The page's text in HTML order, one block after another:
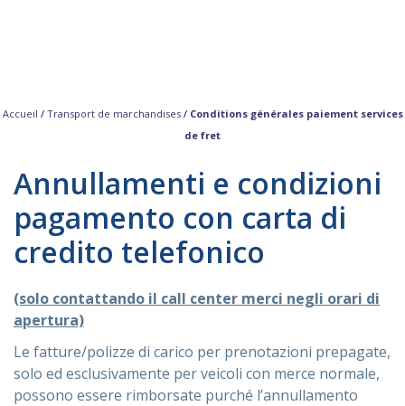
Accueil / Transport de marchandises/ Conditions générales paiement services
de fret
Annullamenti e condizioni
pagamento con carta di
credito telefonico
(solo contattando il call center merci negli orari di
apertura)
Le fatture/polizze di carico per prenotazioni prepagate,
solo ed esclusivamente per veicoli con merce normale,
possono essere rimborsate purché l’annullamento